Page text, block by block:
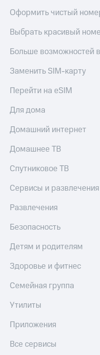
Оформить чистый
Выбрать красивый
Больше возможностей
Заменить SIM-карту
Перейти на eSIM
Для дома
Домашний интернет
Домашнее ТВ
Спутниковое ТВ
Сервисы и развлечения
Развлечения
Безопасность
Детям и родителям
Здоровье и фитнес
Семейная группа
Утилиты
Приложения
Все сервисы